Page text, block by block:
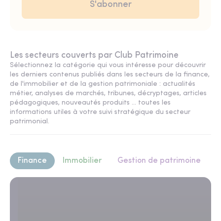
Les secteurs couverts par Club Patrimoine
Sélectionnez la catégorie qui vous intéresse pour découvrir
les derniers contenus publiés dans les secteurs de la finance,
de l'immobilier et de la gestion patrimoniale : actualités
métier, analyses de marchés, tribunes, décryptages, articles
pédagogiques, nouveautés produits ... toutes les
informations utiles à votre suivi stratégique du secteur
patrimonial.
Finance Immobilier Gestion de patrimoine